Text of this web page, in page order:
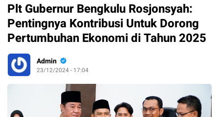
Plt Gubernur Bengkulu Rosjonsyah:
Pentingnya Kontribusi Untuk Dorong
Pertumbuhan Ekonomi di Tahun 2025
Admin
23/12/2024 - 17:04